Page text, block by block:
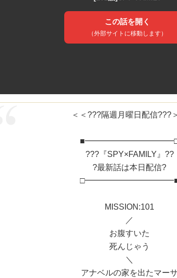
＜＜???隔週月曜日配信???
???『SPY×FAMILY』??
?最新話は本日配信?
MISSION:101
／
お腹すいた
死んじゃう
＼
アナベルの家を出たマーサ